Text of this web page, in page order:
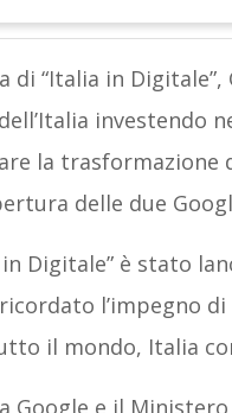
di “Italia in
investendo
la
delle due
Digitale” è stato
l’impegno
il mondo, Italia
Google e il